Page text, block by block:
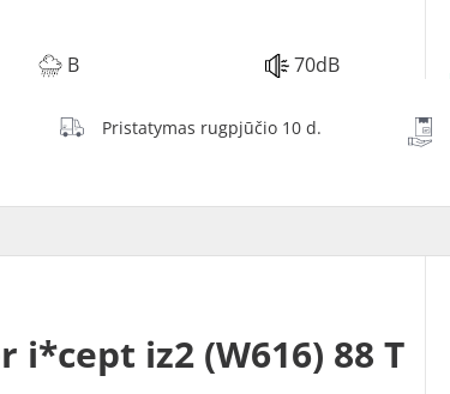
B 70dB
Pristatymas rugpjūčio 10 d.
i*cept iz2 (W616) 88 T